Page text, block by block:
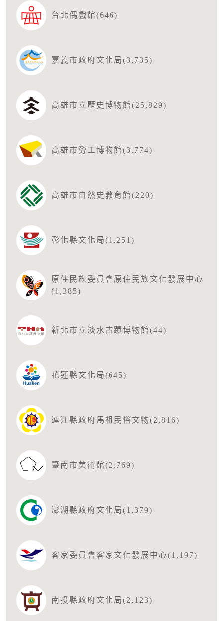
台北偶戲館(646)
嘉義市政府文化局(3,735)
高雄市立歷史博物館(25,829)
高雄市勞工博物館(3,774)
高雄市自然史教育館(220)
彰化縣文化局(1,251)
原住民族委員會原住民族文化發展中心
(1,385)
新北市立淡水古蹟博物館(44)
花蓮縣文化局(645)
連江縣政府馬祖民俗文物(2,816)
臺南市美術館(2,769)
澎湖縣政府文化局(1,379)
客家委員會客家文化發展中心(1,197)
南投縣政府文化局(2,123)